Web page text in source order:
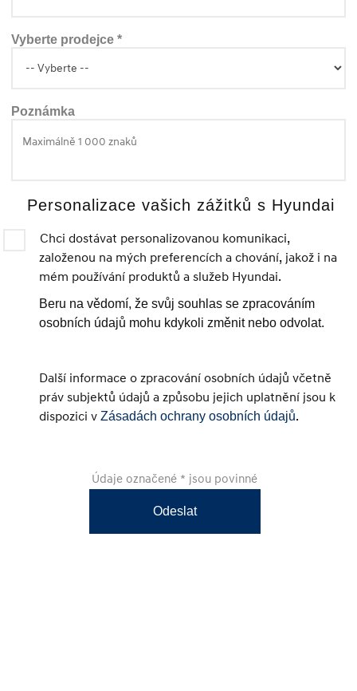
Vyberte prodejce *
Poznámka
Personalizace vašich zážitků s Hyundai
Chci dostávat personalizovanou komunikaci,
založenou na mých preferencích a chování, jakož i na
mém používání produktů a služeb Hyundai.
Beru na vědomí, že svůj souhlas se zpracováním
osobních údajů mohu kdykoli změnit nebo odvolat.
Další informace o zpracování osobních údajů včetně
práv subjektů údajů a způsobu jejich uplatnění jsou k
dispozici v Zásadách ochrany osobních údajů.
Údaje označené * jsou povinné
Odeslat